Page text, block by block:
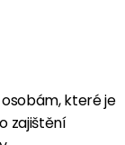
které je
zajištění